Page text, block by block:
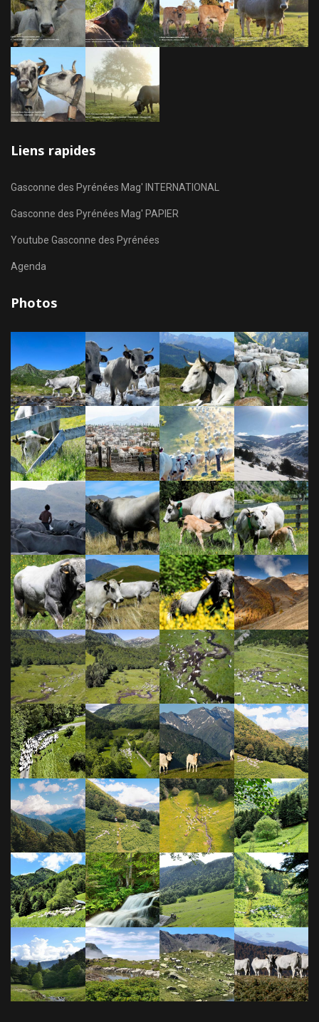
Liens rapides
Gasconne des Pyrénées Mag' INTERNATIONAL
Gasconne des Pyrénées Mag' PAPIER
Youtube Gasconne des Pyrénées
Agenda
Photos